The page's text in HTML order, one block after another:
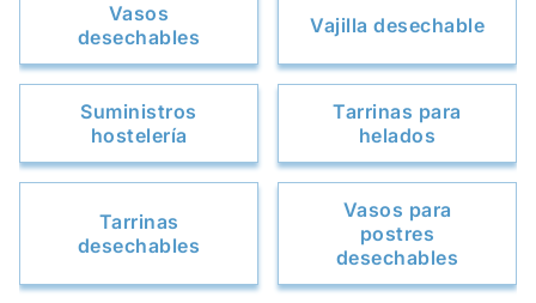
Vasos
desechables
Vajilla desechable
Suministros
hostelería
Tarrinas para
helados
Tarrinas
desechables
Vasos para
postres
desechables